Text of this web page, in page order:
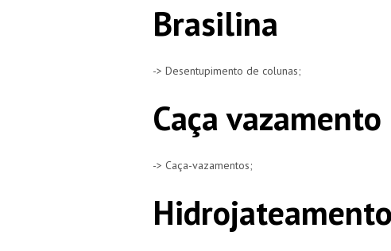
Brasilina
-> Desentupimento de colunas;
Caça
-> Caça-vazamentos;